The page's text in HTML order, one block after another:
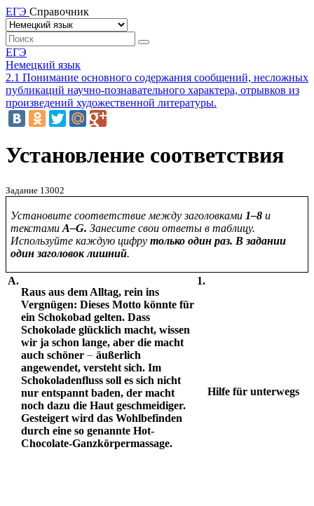
ЕГЭ Справочник
ЕГЭ
Немецкий язык
2.1 Понимание основного содержания сообщений, несложных
публикаций научно-познавательного характера, отрывков из
произведений художественной литературы.
Установление соответствия
Задание 13002
Установите соответствие между заголовками 1–8 и
текстами A–G. Занесите свои ответы в таблицу.
Используйте каждую цифру только один раз. В задании
один заголовок лишний.
A.
Raus aus dem Alltag, rein ins
Vergnügen: Dieses Motto könnte für
ein Schokobad gelten. Dass
Schokolade glücklich macht, wissen
wir ja schon lange, aber die macht
auch schöner –äußerlich
angewendet, versteht sich. Im
Schokoladenfluss soll es sich nicht
nur entspannt baden, der macht
noch dazu die Haut geschmeidiger.
Gesteigert wird das Wohlbefinden
durch eine so genannte Hot-
Chocolate-Ganzkörpermassage.
1.
Hilfe für unterwegs